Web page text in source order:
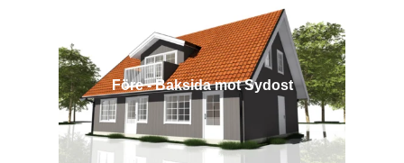
Före - Baksida mot Sydost